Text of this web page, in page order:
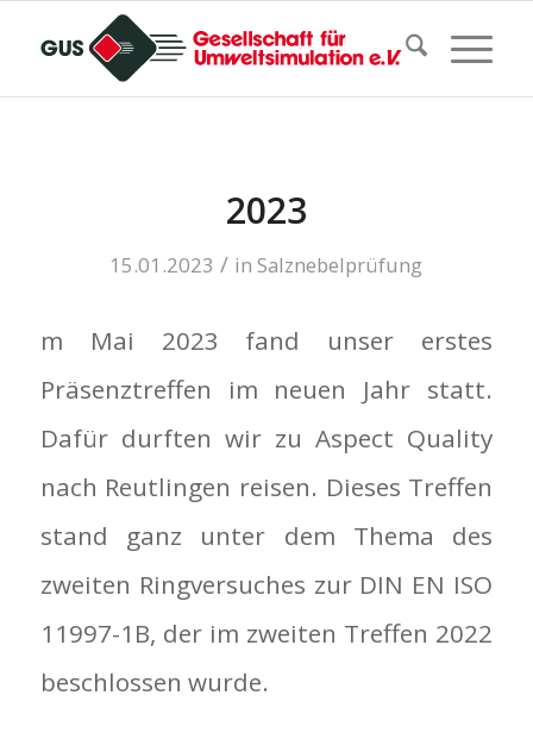
2023
15.01.2023 / inSalznebelprüfung
m Mai 2023 fand unser erstes
Präsenztreffen im neuen Jahr statt.
Dafür durften wir zu Aspect Quality
nach Reutlingen reisen. Dieses Treffen
stand ganz unter dem Thema des
zweiten Ringversuches zur DIN EN ISO
11997-1B, der im zweiten Treffen 2022
beschlossen wurde.